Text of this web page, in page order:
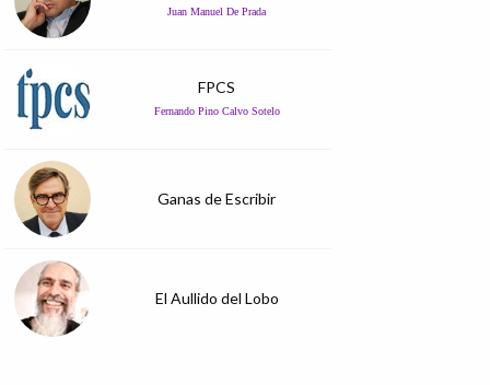
Juan Manuel De Prada
FPCS
Fernando Pino Calvo Sotelo
Ganas de Escribir
El Aullido del Lobo